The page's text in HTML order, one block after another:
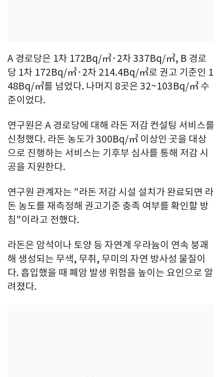
A 경로당은 1차 172Bq/㎥·2차 337Bq/㎥, B 경로
당 1차 172Bq/㎥·2차 214.4Bq/㎥로 권고 기준인 1
48Bq/㎥를 넘었다. 나머지 8곳은 32~103Bq/㎥ 수
준이었다.
연구원은 A 경로당에 대해 라돈 저감 컨설팅 서비스를
신청했다. 라돈 농도가 300Bq/㎥ 이상인 곳을 대상
으로 진행하는 서비스는 기후부 심사를 통해 저감 시
공을 지원한다.
연구원 관계자는 "라돈 저감 시설 설치가 완료되면 라
돈 농도를 재측정해 권고기준 충족 여부를 확인할 방
침"이라고 전했다.
라돈은 암석이나 토양 등 자연계 우라늄이 연속 붕괘
해 생성되는 무색, 무취, 무미의 자연 방사성 물질이
다. 흡입했을 때 폐암 발생 위험을 높이는 요인으로 알
려졌다.